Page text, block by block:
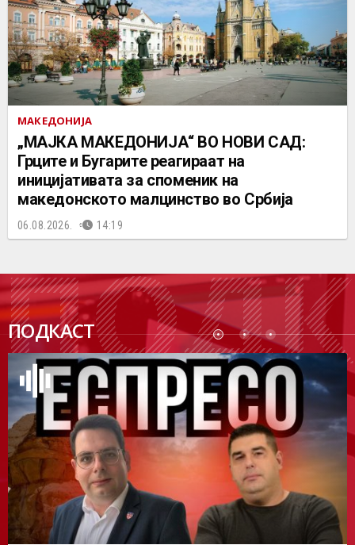
МАКЕДОНИЈА
„МАЈКА МАКЕДОНИЈА“ ВО НОВИ САД:
Грците и Бугарите реагираат на
иницијативата за споменик на
македонското малцинство во Србија
06.08.2026. 14:19
ПОДКАСТ
ПОДК
АСТ